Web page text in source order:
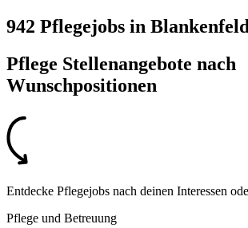
942 Pflegejobs in
Pflege Stellenangebote nach
Wunschpositionen
Entdecke Pflegejobs nach deinen Interessen
Pflege und Betreuung